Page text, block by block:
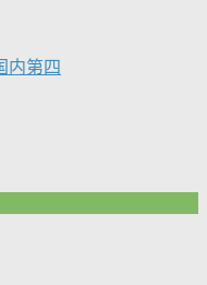
内第四